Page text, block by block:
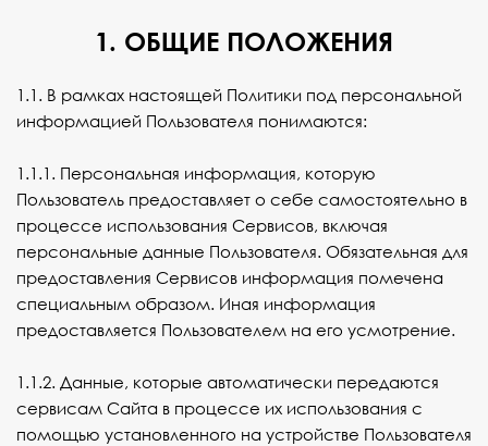
1. ОБЩИЕ ПОЛОЖЕНИЯ
1.1. В рамках настоящей Политики под персональной
информацией Пользователя понимаются:
1.1.1. Персональная информация, которую
Пользователь предоставляет о себе самостоятельно в
процессе использования Сервисов, включая
персональные данные Пользователя. Обязательная для
предоставления Сервисов информация помечена
специальным образом. Иная информация
предоставляется Пользователем на его усмотрение.
1.1.2. Данные, которые автоматически передаются
сервисам Сайта в процессе их использования с
помощью установленного на устройстве Пользователя